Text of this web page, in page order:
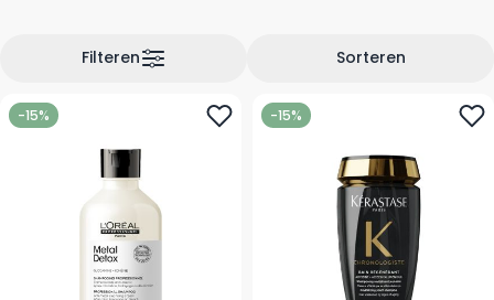
Haarmode
Permanenten
Oogverzorging
Accessoires
Sorteren
Filteren
-15% -15%